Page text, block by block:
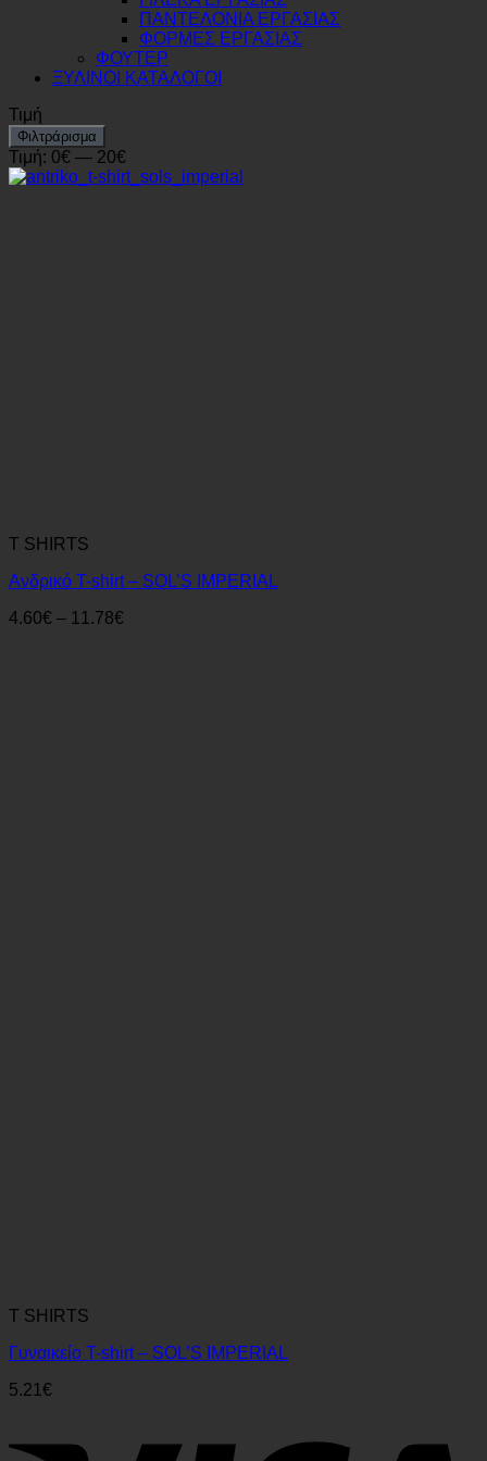
ΠΑΝΤΕΛΟΝΙΑ ΕΡΓΑΣΙΑΣ
ΦΟΡΜΕΣ ΕΡΓΑΣΙΑΣ
ΦΟΥΤΕΡ
ΞΥΛΙΝΟΙ ΚΑΤΑΛΟΓΟΙ
Τιμή
Ελάχιστη
τιμή
Μέγιστη
τιμή
Φιλτράρισμα
Τιμή: 0€ — 20€
T SHIRTS
Ανδρικό T-shirt – SOL’S IMPERIAL
4.60€ – 11.78€
T SHIRTS
Γυναικείο T-shirt – SOL’S IMPERIAL
5.21 €